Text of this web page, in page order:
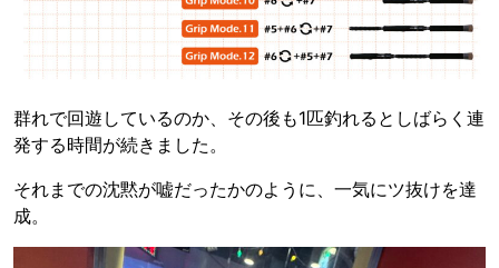
群れで回遊しているのか、その後も1匹釣れるとしばらく連
発する時間が続きました。
それまでの沈黙が嘘だったかのように、一気にツ抜けを達
成。